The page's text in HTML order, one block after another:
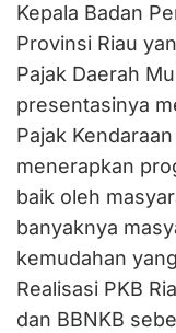
Kepala Badan
Provinsi Riau
Pajak Daerah
presentasinya
Pajak
menerapkan
baik oleh
banyaknya
kemudahan
Realisasi PKB
dan BBNKB